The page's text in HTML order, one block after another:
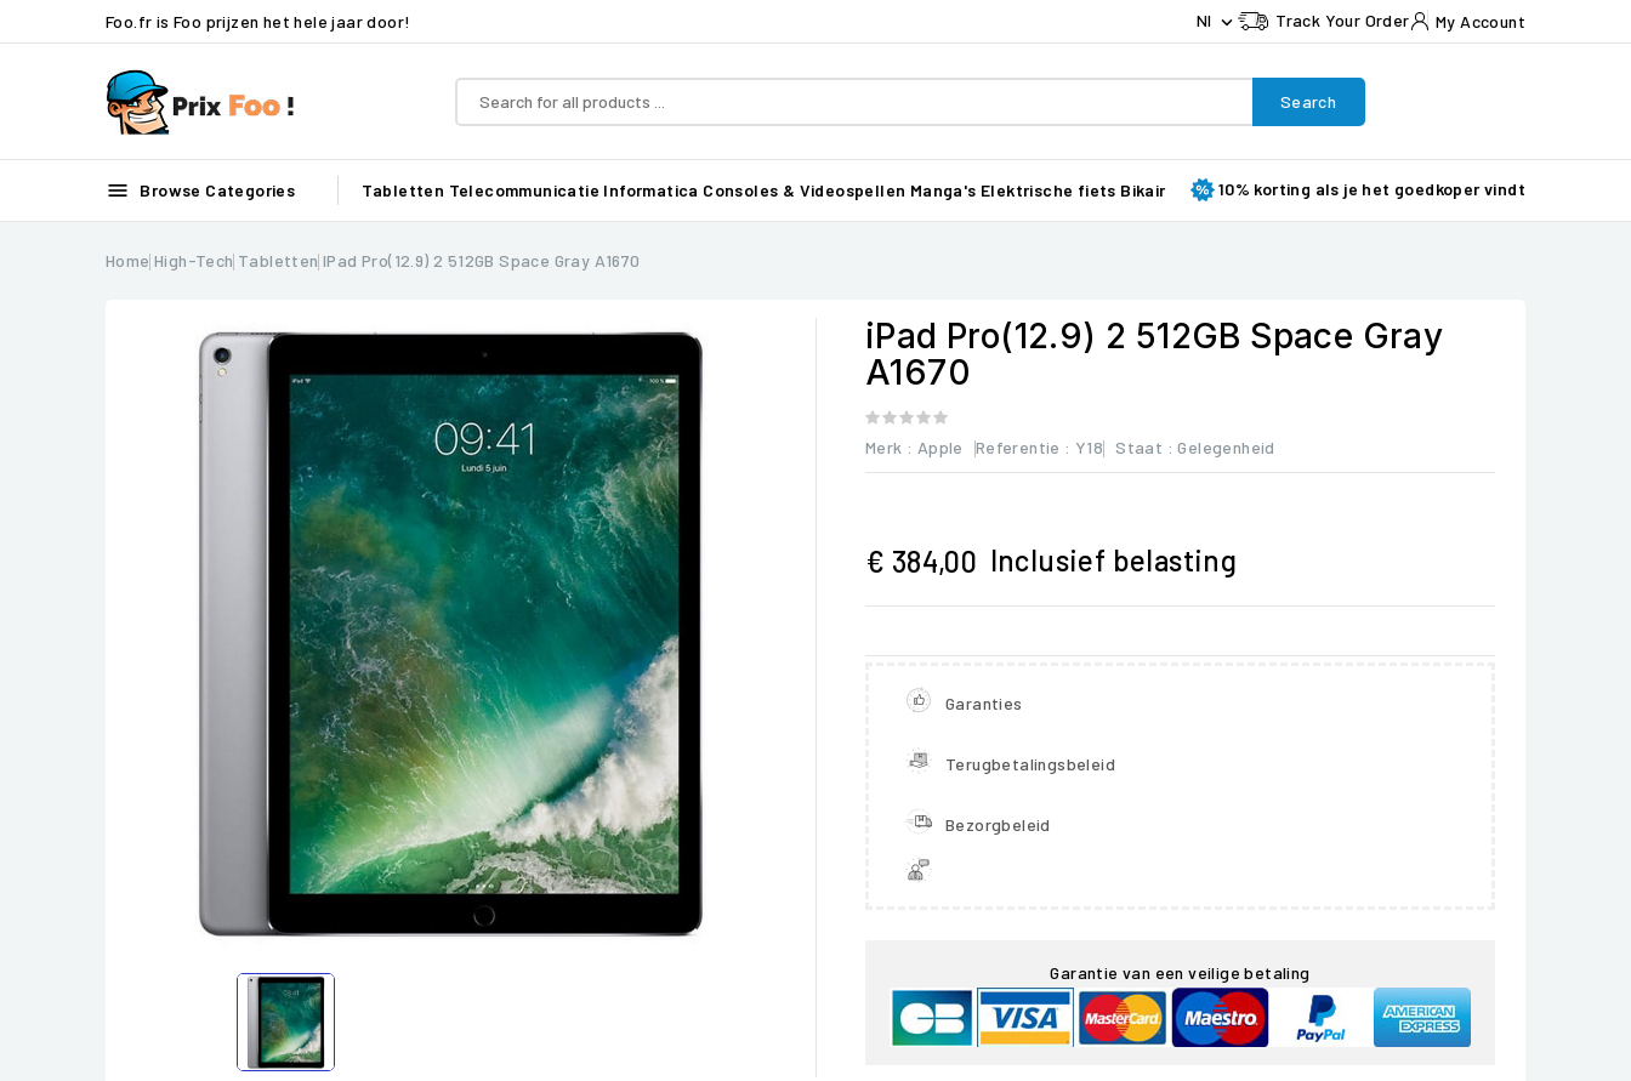
Foo.fr is Foo prijzen het hele jaar door! Nl  Track Your Order My Account
Search
 Browse Categories Tabletten Telecommunicatie Informatica Consoles & Videospellen Manga's Elektrische fiets Bikair 10% korting als je het goedkoper vindt
Home High-Tech Tabletten IPad Pro(12.9) 2 512GB Space Gray A1670
iPad Pro(12.9) 2 512GB Space Gray
A1670
Merk : Apple Referentie : Y18 Staat : Gelegenheid
€ 384,00 Inclusief belasting
Garanties
Terugbetalingsbeleid
Bezorgbeleid
Garantie van een veilige betaling